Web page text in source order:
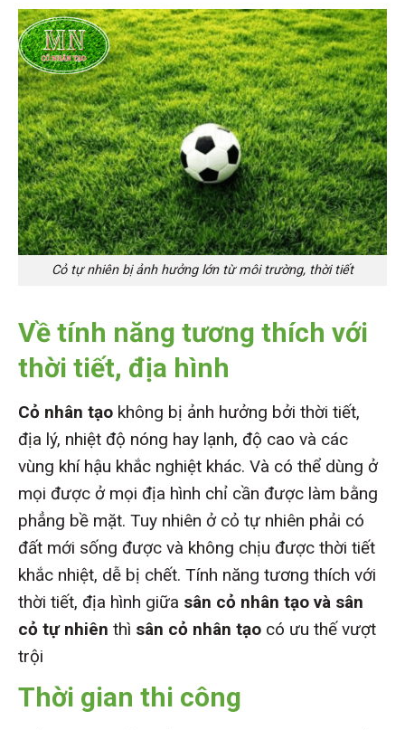
Cỏ tự nhiên bị ảnh hưởng lớn từ môi trường, thời tiết
Về tính năng tương thích với
thời tiết, địa hình
Cỏ nhân tạo không bị ảnh hưởng bởi thời tiết,
địa lý, nhiệt độ nóng hay lạnh, độ cao và các
vùng khí hậu khắc nghiệt khác. Và có thể dùng ở
mọi được ở mọi địa hình chỉ cần được làm bằng
phẳng bề mặt. Tuy nhiên ở cỏ tự nhiên phải có
đất mới sống được và không chịu được thời tiết
khắc nhiệt, dễ bị chết. Tính năng tương thích với
thời tiết, địa hình giữa sân cỏ nhân tạo và sân
cỏ tự nhiên thì sân cỏ nhân tạo có ưu thế vượt
trội
Thời gian thi công